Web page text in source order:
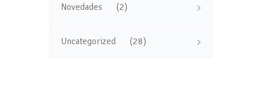
Novedades (2)
Uncategorized (28)